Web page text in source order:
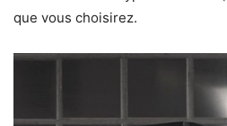
que vous choisirez.